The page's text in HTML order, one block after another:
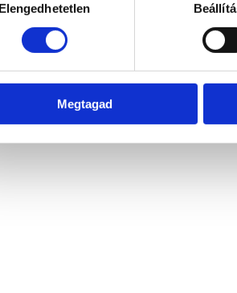
Elengedhetetlen
Megtagad